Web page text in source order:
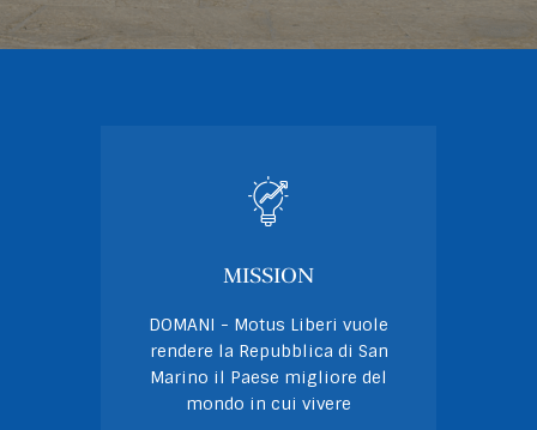
MISSION
DOMANI - Motus Liberi vuole
rendere la Repubblica di San
Marino il Paese migliore del
mondo in cui vivere